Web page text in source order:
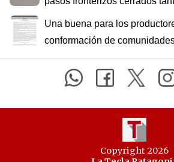
Una buena para los
conformación de
Copyright 2026